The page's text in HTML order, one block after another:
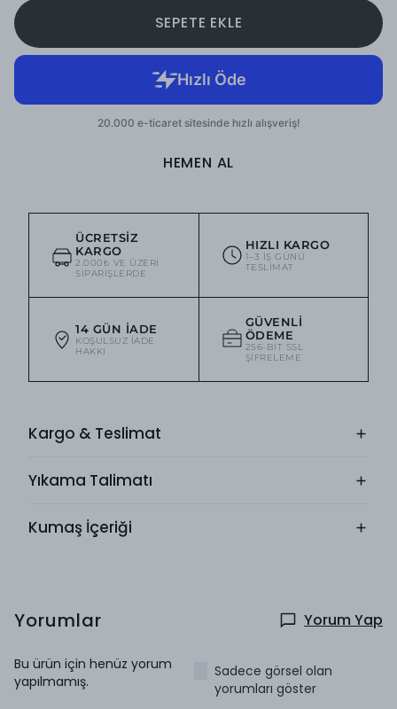
SEPETE EKLE
HEMEN AL
ÜCRETSIZ
KARGO
2.000₺ VE ÜZERI
SIPARIŞLERDE
HIZLI KARGO
1–3 IŞ GÜNÜ
TESLIMAT
14 GÜN İADE
KOŞULSUZ IADE
HAKKI
GÜVENLI
ÖDEME
256-BIT SSL
ŞIFRELEME
Kargo & Teslimat
Yıkama Talimatı
Kumaş İçeriği
Yorumlar Yorum Yap
Bu ürün için henüz yorum
yapılmamış.
Sadece görsel olan
yorumları göster